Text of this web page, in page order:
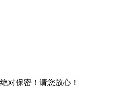
对保密！请您放心！